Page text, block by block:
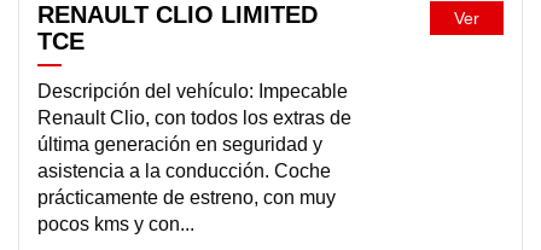
RENAULT CLIO LIMITED
TCE
Descripción del vehículo: Impecable
Renault Clio, con todos los extras de
última generación en seguridad y
asistencia a la conducción. Coche
prácticamente de estreno, con muy
pocos kms y con...
Ver